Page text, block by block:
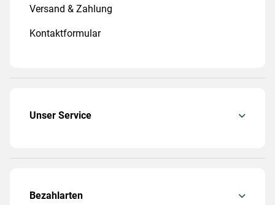
Versand & Zahlung
Kontaktformular
Unser Service
Bezahlarten